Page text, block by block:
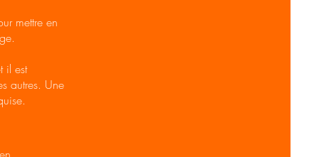
mettre en
il est
autres. Une